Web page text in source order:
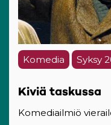
Komedia Syksy
Kiviä taskussa
Komediailmiö